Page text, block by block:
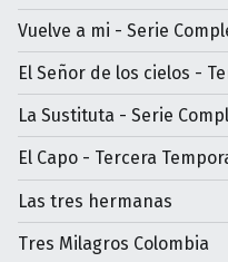
Vuelve a mi - Serie
El Señor de los cielos -
La Sustituta - Serie
El Capo - Tercera
Las tres hermanas
Tres Milagros Colombia